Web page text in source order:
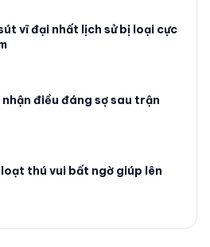
vĩ đại nhất lịch sử bị loại cực
điều đáng sợ sau trận
thú vui bất ngờ giúp lên